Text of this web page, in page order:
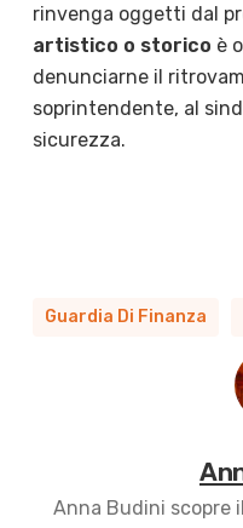
rinvenga oggetti dal
artistico o storico è
denunciarne il
soprintendente, al
sicurezza.
Guardia Di Finanza
Anna Budini scopre